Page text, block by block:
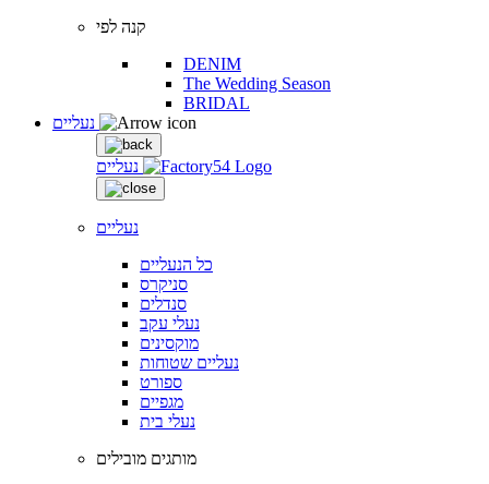
קנה לפי
DENIM
The Wedding Season
BRIDAL
נעליים
נעליים
כל הנעליים
סניקרס
סנדלים
נעלי עקב
מוקסינים
נעליים שטוחות
ספורט
מגפיים
נעלי בית
מותגים מובילים